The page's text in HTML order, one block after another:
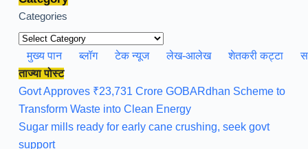
Categories
मुख्य पान ब्लॉग टेक न्यूज लेख-आलेख शेतकरी कट्टा
ताज्या पोस्ट
Govt Approves ₹23,731 Crore GOBARdhan Scheme to
Transform Waste into Clean Energy
Sugar mills ready for early cane crushing, seek govt
support